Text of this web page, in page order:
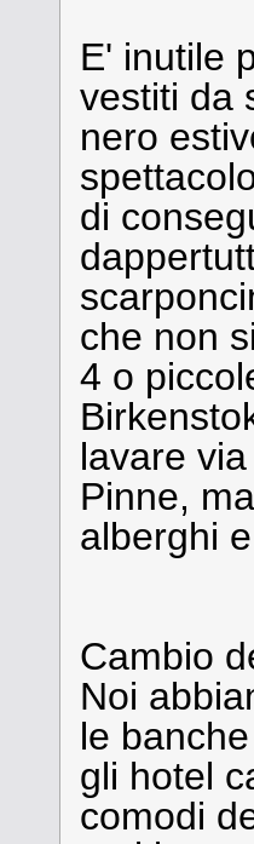
E' inutile
vestiti da
nero
di
che non
4 o
lavare
Pinne,
alberghi
Cambio
Noi
le
gli hotel
comodi